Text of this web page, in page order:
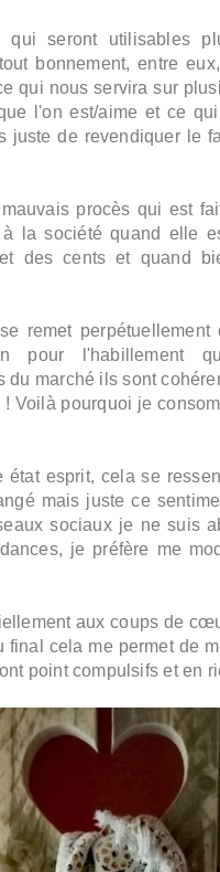
seront utilisables
bonnement,entre eux,
qui nous servira sur
l'on est/aime et ce
de revendiquer le
procès qui est
la société quand elle
des cents et quand
remet perpétuellement
pour l'habillement
du marché ils sont
Voilà pourquoi je
état esprit, cela se
mais juste ce
sociaux je ne suis
je préfère me
aux coups de
final cela me permet de
point compulsifs et en